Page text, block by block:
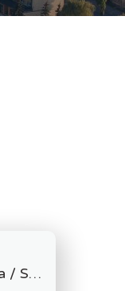
Samodzielna Księgowa / Samodzielny Księgowy